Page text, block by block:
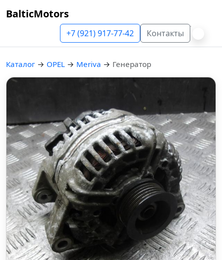
BalticMotors
+7 (921) 917-77-42 Контакты
Каталог → OPEL → Meriva → Генератор